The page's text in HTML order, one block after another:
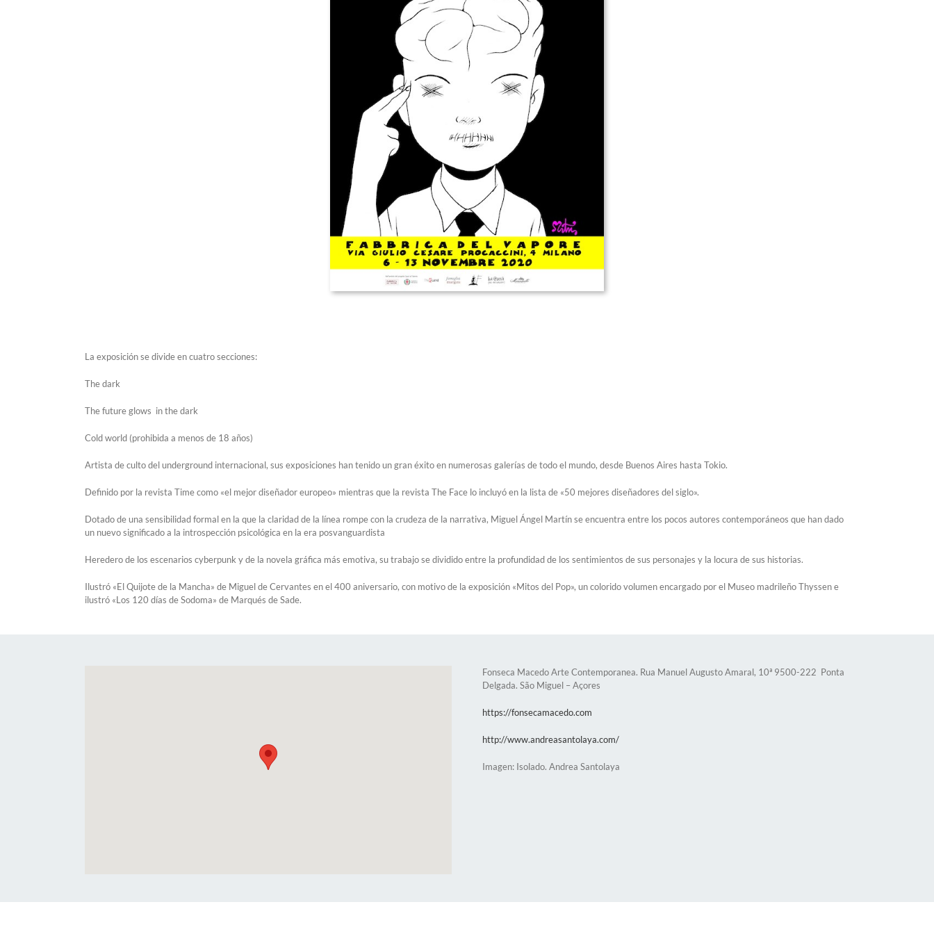
La exposición se divide en cuatro secciones:
The dark
The future glows in the dark
Cold world (prohibida a menos de 18 años)
Artista de culto del underground internacional, sus exposiciones han tenido un gran éxito en numerosas galerías de todo el mundo, desde Buenos Aires hasta Tokio.
Definido por la revista Time como «el mejor diseñador europeo» mientras que la revista The Face lo incluyó en la lista de «50 mejores diseñadores del siglo».
Dotado de una sensibilidad formal en la que la claridad de la línea rompe con la crudeza de la narrativa, Miguel Ángel Martín se encuentra entre los pocos autores contemporáneos que han dado
un nuevo significado a la introspección psicológica en la era posvanguardista
Heredero de los escenarios cyberpunk y de la novela gráfica más emotiva, su trabajo se dividido entre la profundidad de los sentimientos de sus personajes y la locura de sus historias.
Ilustró «El Quijote de la Mancha» de Miguel de Cervantes en el 400 aniversario, con motivo de la exposición «Mitos del Pop», un colorido volumen encargado por el Museo madrileño Thyssen e
ilustró «Los 120 días de Sodoma» de Marqués de Sade.
Fonseca Macedo Arte Contemporanea. Rua Manuel Augusto Amaral, 10ª 9500-222 Ponta
Delgada. São Miguel – Açores
https://fonsecamacedo.com
http://www.andreasantolaya.com/
Imagen: Isolado. Andrea Santolaya